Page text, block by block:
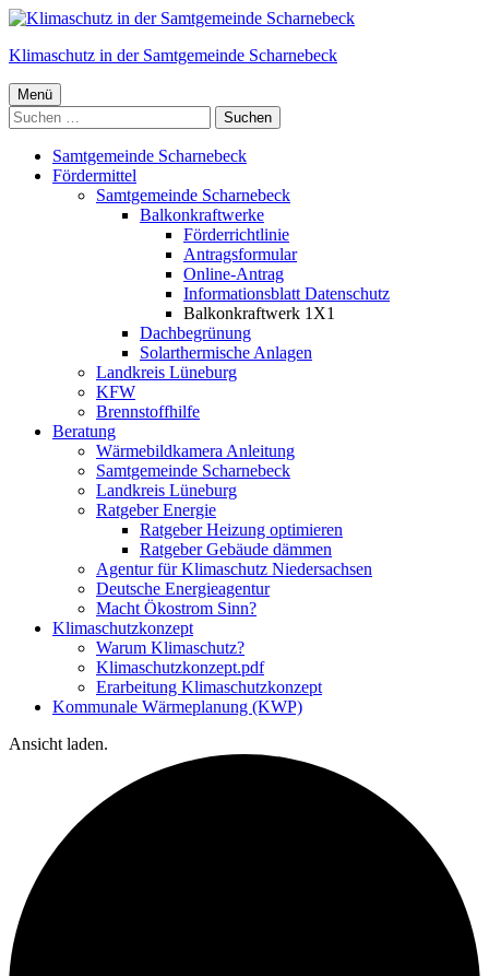
Springe
Inhalt
Klimaschutz in der Samtgemeinde Scharnebeck
Primäres
Menü
Menü
Suchen
nach:
Samtgemeinde Scharnebeck
Fördermittel
Samtgemeinde Scharnebeck
Balkonkraftwerke
Förderrichtlinie
Antragsformular
Online-Antrag
Informationsblatt Datenschutz
Balkonkraftwerk 1X1
Dachbegrünung
Solarthermische Anlagen
Landkreis Lüneburg
KFW
Brennstoffhilfe
Beratung
Wärmebildkamera Anleitung
Samtgemeinde Scharnebeck
Landkreis Lüneburg
Ratgeber Energie
Ratgeber Heizung optimieren
Ratgeber Gebäude dämmen
Agentur für Klimaschutz Niedersachsen
Deutsche Energieagentur
Macht Ökostrom Sinn?
Klimaschutzkonzept
Warum Klimaschutz?
Klimaschutzkonzept.pdf
Erarbeitung Klimaschutzkonzept
Kommunale Wärmeplanung (KWP)
Ansicht laden.